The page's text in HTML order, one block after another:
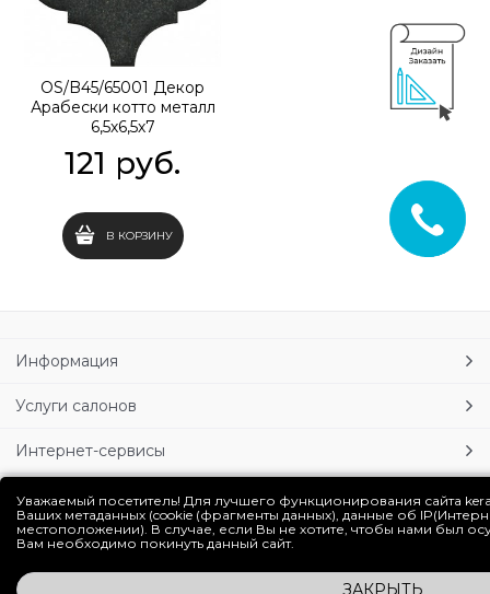
OS/B45/65001 Декор
Арабески котто металл
6,5х6,5х7
121 руб.
В КОРЗИНУ
Информация
Услуги салонов
Интернет-сервисы
Личный кабинет
Блог
Уважаемый посетитель! Для лучшего функционирования сайта
Ваших метаданных (cookie (фрагменты данных), данные об
местоположении). В случае, если Вы не хотите, чтобы нами был
Вам необходимо покинуть данный сайт.
ЗАКРЫТЬ